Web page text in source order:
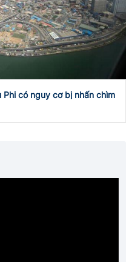
có nguy cơ bị nhấn chìm